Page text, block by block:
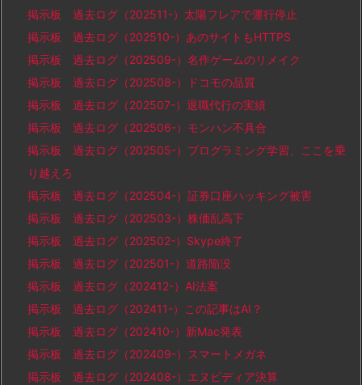
掲示板 過去ログ（202511-）太陽フレアで運行停止
掲示板 過去ログ（202510-）あのサイトもHTTPS
掲示板 過去ログ（202509-）名作ゲームのリメイク
掲示板 過去ログ（202508-）ドコモの品質
掲示板 過去ログ（202507-）退職代行の実績
掲示板 過去ログ（202506-）モンハン不具合
掲示板 過去ログ（202505-）プログラミング学習、ここを乗
り越えろ
掲示板 過去ログ（202504-）証券口座ハッキング被害
掲示板 過去ログ（202503-）株価乱高下
掲示板 過去ログ（202502-）Skype終了
掲示板 過去ログ（202501-）道路陥没
掲示板 過去ログ（202412-）AI法案
掲示板 過去ログ（202411-）この記事はAI？
掲示板 過去ログ（202410-）新Mac発表
掲示板 過去ログ（202409-）スマートメガネ
掲示板 過去ログ（202408-）エヌビディア決算